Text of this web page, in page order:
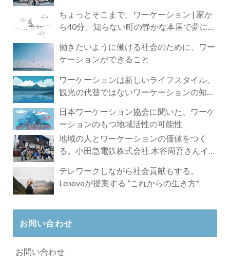
ちょっとそこまで、ワーケーション | 家か
ら40分、知らない町の静かな本屋で夢に近
働きたいように働ける社会のために、ワー
ケーションができること
ワーケーションは新しいライフスタイル。
観光の代替ではないワーケーションの知ら
日本ワーケーション協会に聞いた、ワーケ
ーションのもつ地域活性の可能性
地域の人とワーケーションの価値をつく
る。小田急電鉄株式会社 木谷周吾さんイン
テレワークしながら社会貢献もする。
Lenovoが提案する ”これからの生き方"
お問い合わせ
お問い合わせ